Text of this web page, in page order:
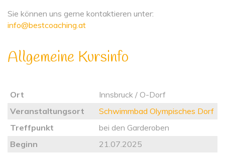
Sie können uns gerne kontaktieren unter:
info@bestcoaching.at
Allgemeine Kursinfo
Ort
Innsbruck / O-Dorf
Veranstaltungsort
Schwimmbad Olympisches Dorf
Treffpunkt
bei den Garderoben
Beginn
21.07.2025